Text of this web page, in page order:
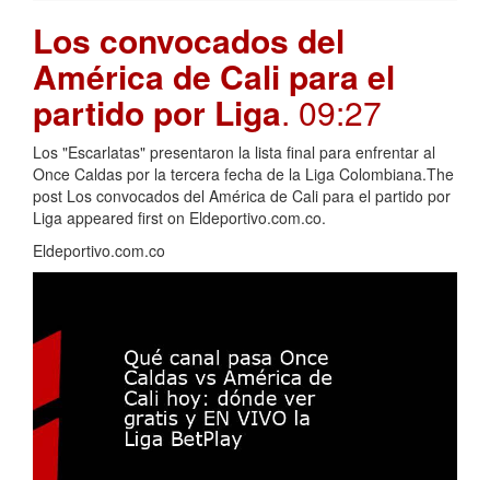
Los convocados del
América de Cali para el
partido por Liga. 09:27
Los "Escarlatas" presentaron la lista final para enfrentar al
Once Caldas por la tercera fecha de la Liga Colombiana.The
post Los convocados del América de Cali para el partido por
Liga appeared first on Eldeportivo.com.co.
Eldeportivo.com.co